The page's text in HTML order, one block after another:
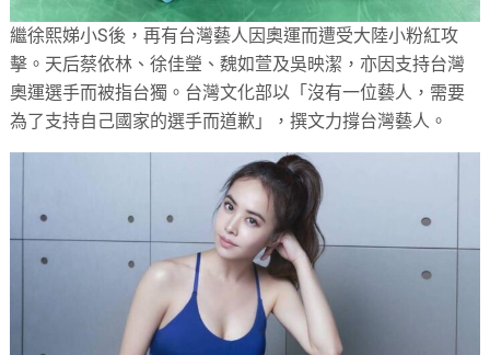
繼徐熙娣小S後，再有台灣藝人因奧運而遭受大陸小粉紅攻
擊。天后蔡依林、徐佳瑩、魏如萱及吳映潔，亦因支持台灣
奧運選手而被指台獨。台灣文化部以「沒有一位藝人，需要
為了支持自己國家的選手而道歉」，撰文力撐台灣藝人。